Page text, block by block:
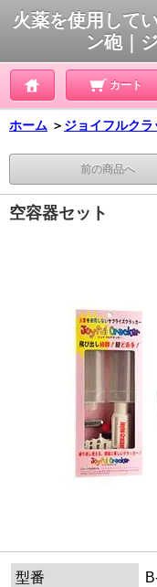
火薬を使用して
ン砲｜
カート
ホーム ＞ ジョイフルクラ
前の商品へ
空容器セット
型番